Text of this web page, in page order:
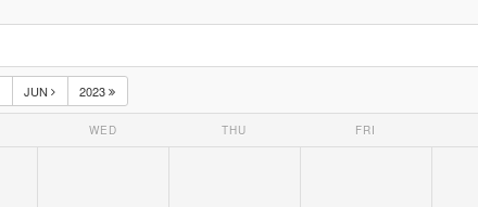
JUN 2023
WED THU FRI